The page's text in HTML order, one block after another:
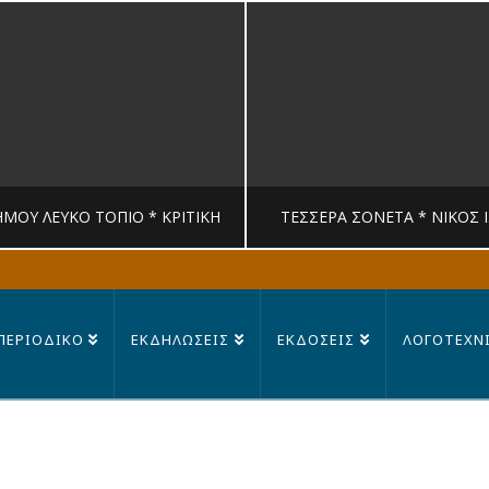
ΛΕΥΚΟ ΤΟΠΙΟ * ΚΡΙΤΙΚΉ
MANDRAGORAS
ΤΈΣΣΕΡΑ ΣΟΝΈΤΑ * ΝΊΚΟΣ
ΕΚΔΗΛΩΣΕΙΣ ΕΚΔΟΣΕΙΣ